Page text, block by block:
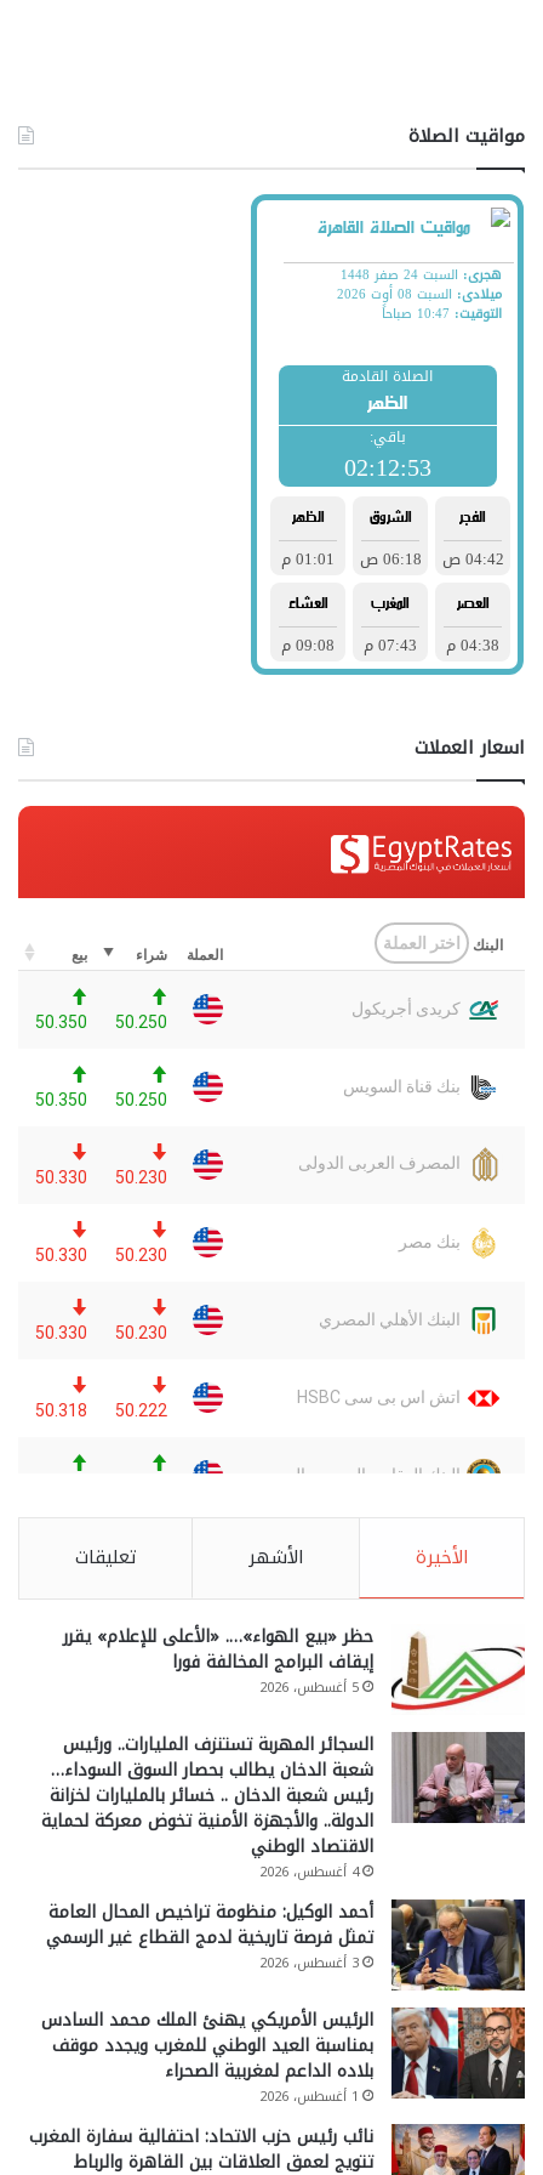
مواقيت الصلاة
اسعار العملات
الأخيرة الأشهر تعليقات
حظر «بيع الهواء»…. «الأعلى للإعلام» يقرر
إيقاف البرامج المخالفة فورا
5 أغسطس، 2026
السجائر المهربة تستنزف المليارات.. ورئيس
شعبة الدخان يطالب بحصار السوق السوداء…
رئيس شعبة الدخان .. خسائر بالمليارات لخزانة
الدولة.. والأجهزة الأمنية تخوض معركة لحماية
الاقتصاد الوطني
4 أغسطس، 2026
أحمد الوكيل: منظومة تراخيص المحال العامة
تمثل فرصة تاريخية لدمج القطاع غير الرسمي
3 أغسطس، 2026
الرئيس الأمريكي يهنئ الملك محمد السادس
بمناسبة العيد الوطني للمغرب ويجدد موقف
بلاده الداعم لمغربية الصحراء
1 أغسطس، 2026
نائب رئيس حزب الاتحاد: احتفالية سفارة المغرب
تتويج لعمق العلاقات بين القاهرة والرباط